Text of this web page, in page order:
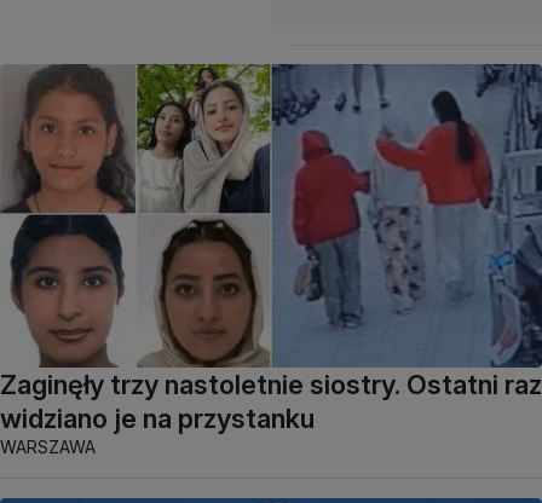
Zaginęły trzy nastoletnie siostry. Ostatni raz
widziano je na przystanku
WARSZAWA